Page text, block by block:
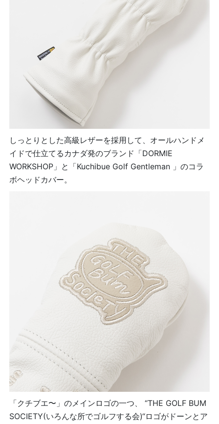
しっとりとした高級レザーを採用して、オールハンドメ
イドで仕立てるカナダ発のブランド「DORMIE
WORKSHOP」と「Kuchibue Golf Gentleman 」のコラ
ボヘッドカバー。
「クチブエ〜」のメインロゴの一つ、 “THE GOLF BUM
SOCIETY(いろんな所でゴルフする会)“ロゴがドーンとア